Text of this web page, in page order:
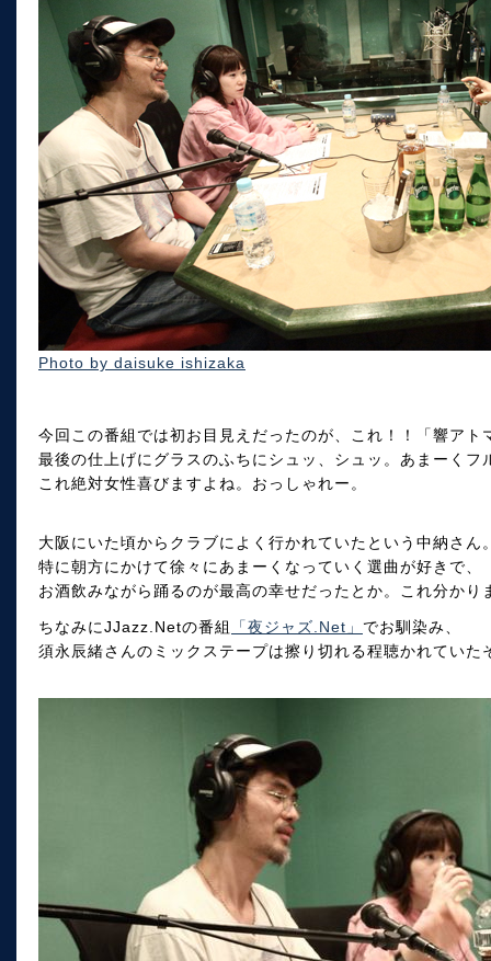
Photo by daisuke ishizaka
今回この番組では初お目見えだったのが、これ！！「響アト
最後の仕上げにグラスのふちにシュッ、シュッ。あまーく
これ絶対女性喜びますよね。おっしゃれー。
大阪にいた頃からクラブによく行かれていたという中納さん
特に朝方にかけて徐々にあまーくなっていく選曲が好きで、
お酒飲みながら踊るのが最高の幸せだったとか。これ分かり
ちなみにJJazz.Netの番組 「夜ジャズ.Net」 でお馴染み、
須永辰緒さんのミックステープは擦り切れる程聴かれていた